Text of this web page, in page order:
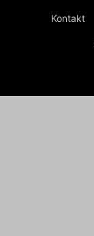
Kontakt